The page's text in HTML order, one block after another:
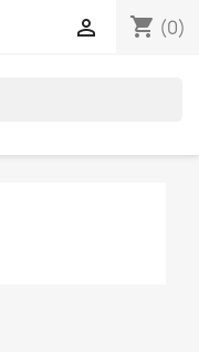
shopping_cart (0)
